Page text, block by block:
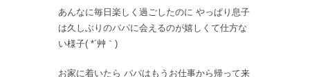
あんなに毎日楽しく過ごしたのに やっぱり息子
は久しぶりのパパに会えるのが嬉しくて仕方な
い様子( *´艸｀)
お家に着いたら パパはもうお仕事から帰って来